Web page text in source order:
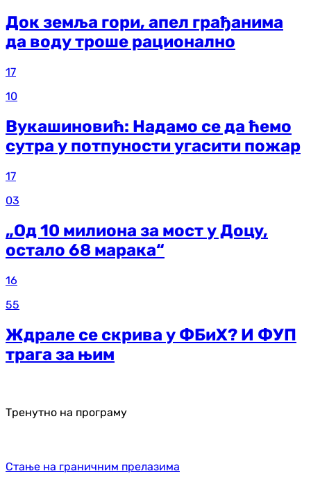
Док земља гори, апел грађанима
да воду троше рационално
17
10
Вукашиновић: Надамо се да ћемо
сутра у потпуности угасити пожар
17
03
„Од 10 милиона за мост у Доцу,
остало 68 марака“
16
55
Ждрале се скрива у ФБиХ? И ФУП
трага за њим
Тренутно на програму
Стање на граничним прелазима